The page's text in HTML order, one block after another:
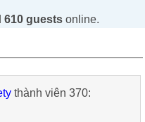
610 guestsonline.
thành viên 370: